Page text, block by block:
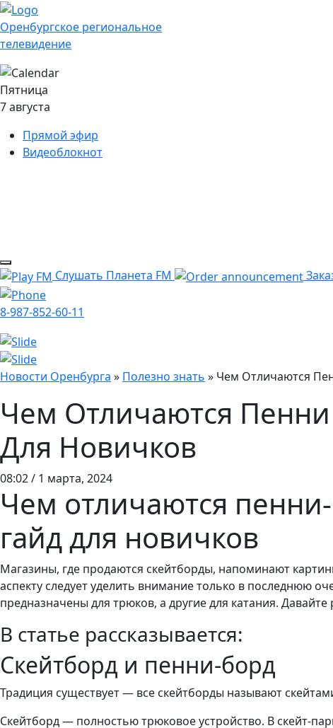
Оренбургское региональное
телевидение
Пятница
7 августа
Прямой эфир
Видеоблокнот
Слушать Планета FM
8-987-852-60-11
Новости Оренбурга » Полезно знать » Чем Отличаются
Чем Отличаются
Для Новичков
08:02 / 1 марта, 2024
Чем отличаются
гайд для новичков
Магазины, где продаются скейтборды, напоминают
аспекту следует уделить внимание только в последнюю
предназначены для трюков, а другие для катания.
В статье рассказывается:
Скейтборд и пенни-борд
Традиция существует — все скейтборды называют
Скейтборд — полностью трюковое устройство. В скейт-